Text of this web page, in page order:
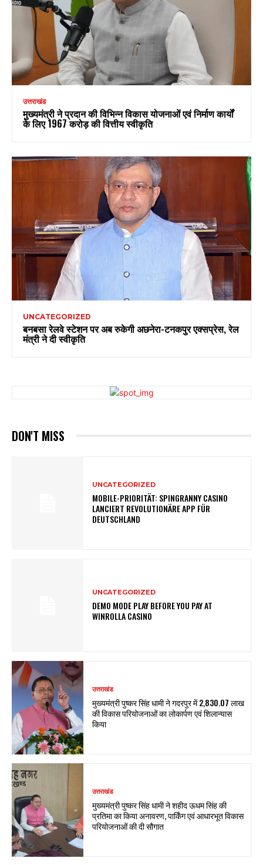
उत्तराखंड
मुख्यमंत्री ने प्रदान की विभिन्न विकास योजनाओं एवं निर्माण कार्यों
के लिए ₹1967 करोड़ की वित्तीय स्वीकृति
UNCATEGORIZED
बनबसा रेलवे स्टेशन पर अब रुकेगी अछनेरा-टनकपुर एक्सप्रेस, रेल
मंत्री ने दी स्वीकृति
DON'T MISS
UNCATEGORIZED
MOBILE-PRIORITÄT: SPINGRANNY CASINO
LANCIERT REVOLUTIONÄRE APP FÜR
DEUTSCHLAND
UNCATEGORIZED
DEMO MODE PLAY BEFORE YOU PAY AT
WINROLLA CASINO
उत्तराखंड
मुख्यमंत्री पुष्कर सिंह धामी ने गदरपुर में ₹2,830.07 लाख
की विकास परियोजनाओं का लोकार्पण एवं शिलान्यास
किया
उत्तराखंड
मुख्यमंत्री पुष्कर सिंह धामी ने शहीद ऊधम सिंह की
प्रतिमा का किया अनावरण, पार्किंग एवं आधारभूत विकास
परियोजनाओं की दी सौगात